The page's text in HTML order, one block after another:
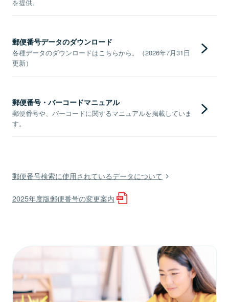
を提供。
郵便番号データのダウンロード
各種データのダウンロードはこちらから。（2026年7月31日
更新）
郵便番号・バーコードマニュアル
郵便番号や、バーコードに関するマニュアルを掲載していま
す。
郵便番号検索に使用されているデータについて
2025年度版郵便番号の変更案内